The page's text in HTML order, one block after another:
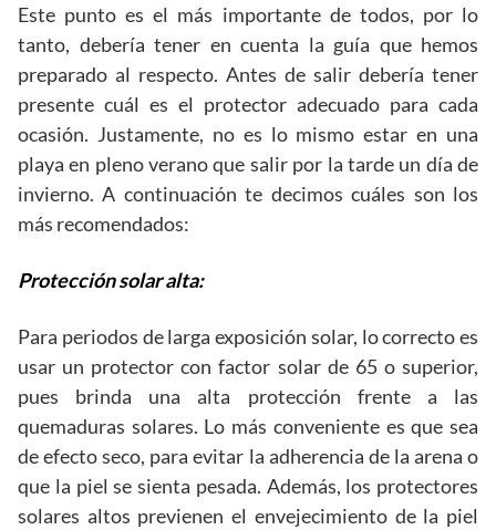
Este punto es el más importante de todos, por lo
tanto, debería tener en cuenta la guía que hemos
preparado al respecto. Antes de salir debería tener
presente cuál es el protector adecuado para cada
ocasión. Justamente, no es lo mismo estar en una
playa en pleno verano que salir por la tarde un día de
invierno. A continuación te decimos cuáles son los
más recomendados:
Protección solar alta:
Para periodos de larga exposición solar, lo correcto es
usar un protector con factor solar de 65 o superior,
pues brinda una alta protección frente a las
quemaduras solares. Lo más conveniente es que sea
de efecto seco, para evitar la adherencia de la arena o
que la piel se sienta pesada. Además, los protectores
solares altos previenen el envejecimiento de la piel